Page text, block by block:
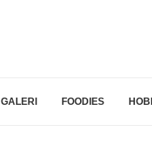
GALERI FOODIES HOBI